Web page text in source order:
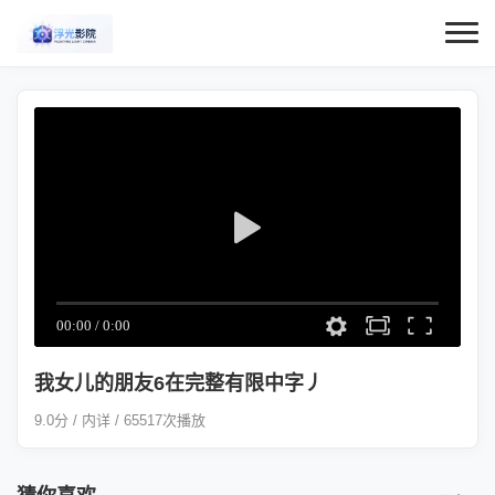
我女儿的朋友6在完整有限中字丿
9.0分 / 内详 / 65517次播放